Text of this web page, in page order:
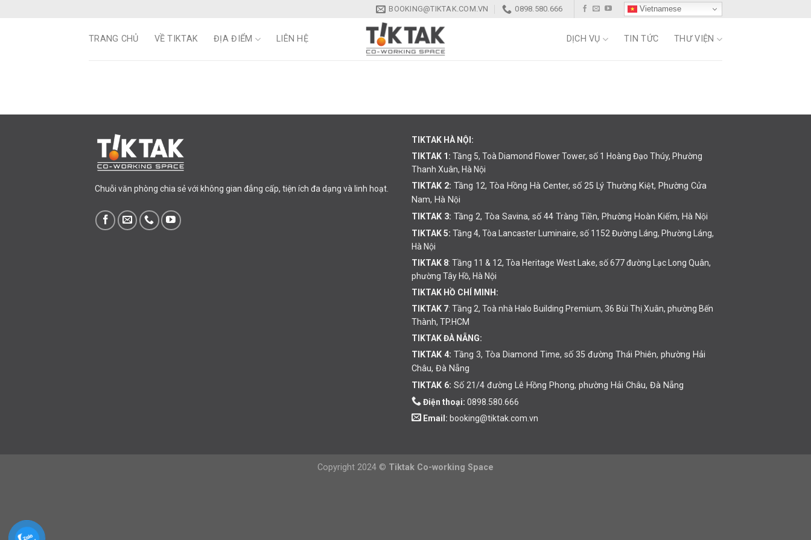
BOOKING@TIKTAK.COM.VN 0898.580.666 Vietnamese
TRANG CHỦ VỀ TIKTAK ĐỊA ĐIỂM LIÊN HỆ DỊCH VỤ TIN TỨC THƯ VIỆN
Chuỗi văn phòng chia sẻ với không gian đẳng cấp, tiện ích đa dạng và linh hoạt.
TIKTAK HÀ NỘI:
TIKTAK 1: Tầng 5, Toà Diamond Flower Tower, số 1 Hoàng Đạo Thúy, Phường
Thanh Xuân, Hà Nội
TIKTAK 2: Tầng 12, Tòa Hồng Hà Center, số 25 Lý Thường Kiệt, Phường Cửa
Nam, Hà Nội
TIKTAK 3: Tầng 2, Tòa Savina, số 44 Tràng Tiền, Phường Hoàn Kiếm, Hà Nội
TIKTAK 5: Tầng 4, Tòa Lancaster Luminaire, số 1152 Đường Láng, Phường Láng,
Hà Nội
TIKTAK 8: Tầng 11 & 12, Tòa Heritage West Lake, số 677 đường Lạc Long Quân,
phường Tây Hồ, Hà Nội
TIKTAK HỒ CHÍ MINH:
TIKTAK 7: Tầng 2, Toà nhà Halo Building Premium, 36 Bùi Thị Xuân, phường Bến
Thành, TP.HCM
TIKTAK ĐÀ NẴNG:
TIKTAK 4: Tầng 3, Tòa Diamond Time, số 35 đường Thái Phiên, phường Hải
Châu, Đà Nẵng
TIKTAK 6: Số 21/4 đường Lê Hồng Phong, phường Hải Châu, Đà Nẵng
Điện thoại: 0898.580.666
Email: booking@tiktak.com.vn
Copyright 2024 © Tiktak Co-working Space